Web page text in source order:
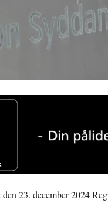
23. december 2024